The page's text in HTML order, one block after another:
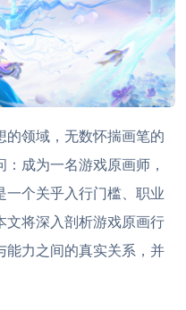
领域，无数怀揣画笔的
成为一名游戏原画师，
个关乎入行门槛、职业
文将深入剖析游戏原画行
能力之间的真实关系，并